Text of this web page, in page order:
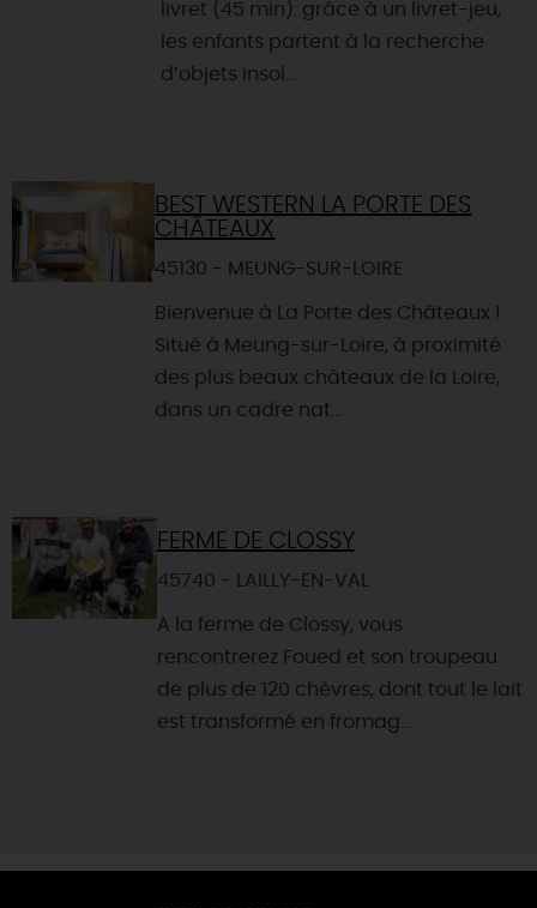
livret (45 min): grâce à un livret-jeu,
les enfants partent à la recherche
d’objets insol...
BEST WESTERN LA PORTE DES
CHÂTEAUX
45130 - MEUNG-SUR-LOIRE
Bienvenue à La Porte des Châteaux !
Situé à Meung-sur-Loire, à proximité
des plus beaux châteaux de la Loire,
dans un cadre nat...
FERME DE CLOSSY
45740 - LAILLY-EN-VAL
A la ferme de Clossy, vous
rencontrerez Foued et son troupeau
de plus de 120 chèvres, dont tout le lait
est transformé en fromag...